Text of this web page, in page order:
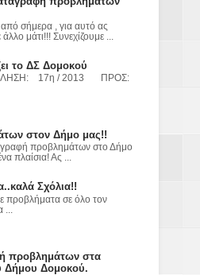
σήμερα , για αυτό ας
μάτι!!! Συνεχίζουμε ...
το ΔΣ Δομοκού
17η / 2013 ΠΡΟΣ:
στον Δήμο μας!!
προβλημάτων στο Δήμο
πλαίσια! Ας ...
Σχόλια!!
προβλήματα σε όλο τον
προβλημάτων στα
Δήμου Δομοκού.